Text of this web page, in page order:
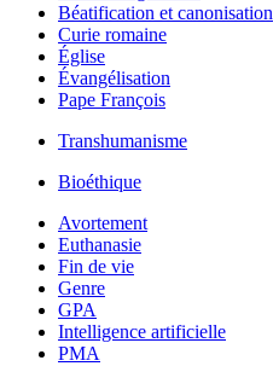
Béatification et canonisation
Curie romaine
Église
Évangélisation
Pape François
Transhumanisme
Bioéthique
Avortement
Euthanasie
Fin de vie
Genre
GPA
Intelligence artificielle
PMA